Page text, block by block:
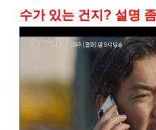
수가 있는 건지? 설명